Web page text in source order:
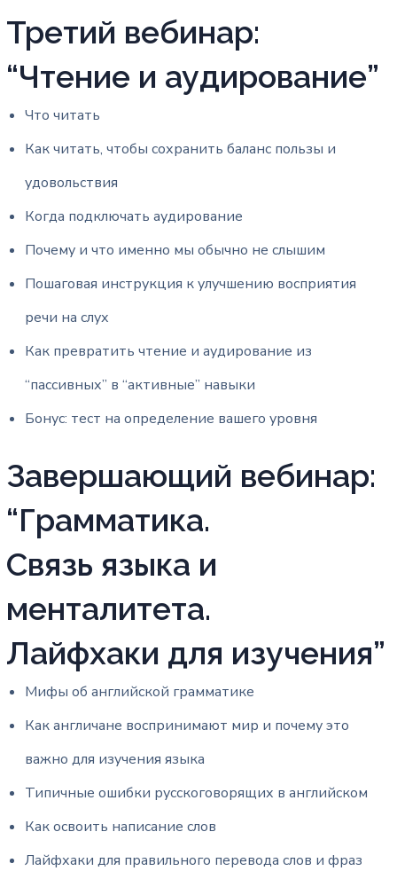
Третий вебинар:
“Чтение и аудирование”
Что читать
Как читать, чтобы сохранить баланс пользы и
удовольствия
Когда подключать аудирование
Почему и что именно мы обычно не слышим
Пошаговая инструкция к улучшению восприятия
речи на слух
Как превратить чтение и аудирование из
“пассивных” в “активные” навыки
Бонус: тест на определение вашего уровня
Завершающий вебинар:
“Грамматика.
Связь языка и
менталитета.
Лайфхаки для изучения”
Мифы об английской грамматике
Как англичане воспринимают мир и почему это
важно для изучения языка
Типичные ошибки русскоговорящих в английском
Как освоить написание слов
Лайфхаки для правильного перевода слов и фраз